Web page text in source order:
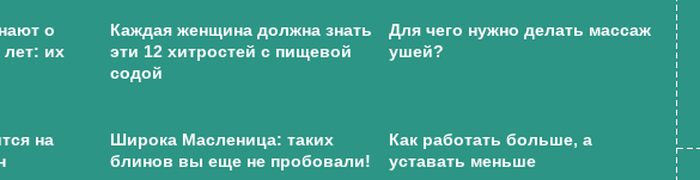
о
лет: их
Каждая женщина должна знать
эти 12 хитростей с пищевой
содой
Для чего нужно делать массаж
ушей?
на
Широка Масленица: таких
блинов вы еще не пробовали!
Как работать больше, а
уставать меньше